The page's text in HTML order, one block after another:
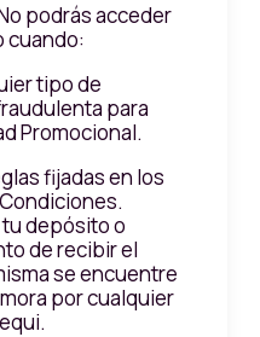
podrás acceder
cuando:
tipo de
para
Promocional.
fijadas en los
depósito o
de recibir el
se encuentre
por cualquier